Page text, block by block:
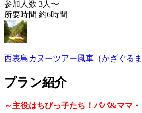
参加人数 3人〜
所要時間 約6時間
西表島カヌーツアー風車（かざぐるま
プラン紹介
～主役はちびっ子たち！パパ&ママ